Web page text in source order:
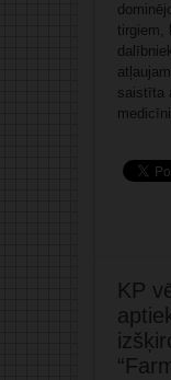
tirgiem,
saistīta
KP